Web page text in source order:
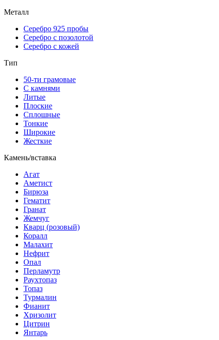
Металл
Серебро 925 пробы
Серебро с позолотой
Серебро с кожей
Тип
50-ти грамовые
С камнями
Литые
Плоские
Сплошные
Тонкие
Широкие
Жесткие
Камень/вставка
Агат
Аметист
Бирюза
Гематит
Гранат
Жемчуг
Кварц (розовый)
Коралл
Малахит
Нефрит
Опал
Перламутр
Раухтопаз
Топаз
Турмалин
Фианит
Хризолит
Цитрин
Янтарь